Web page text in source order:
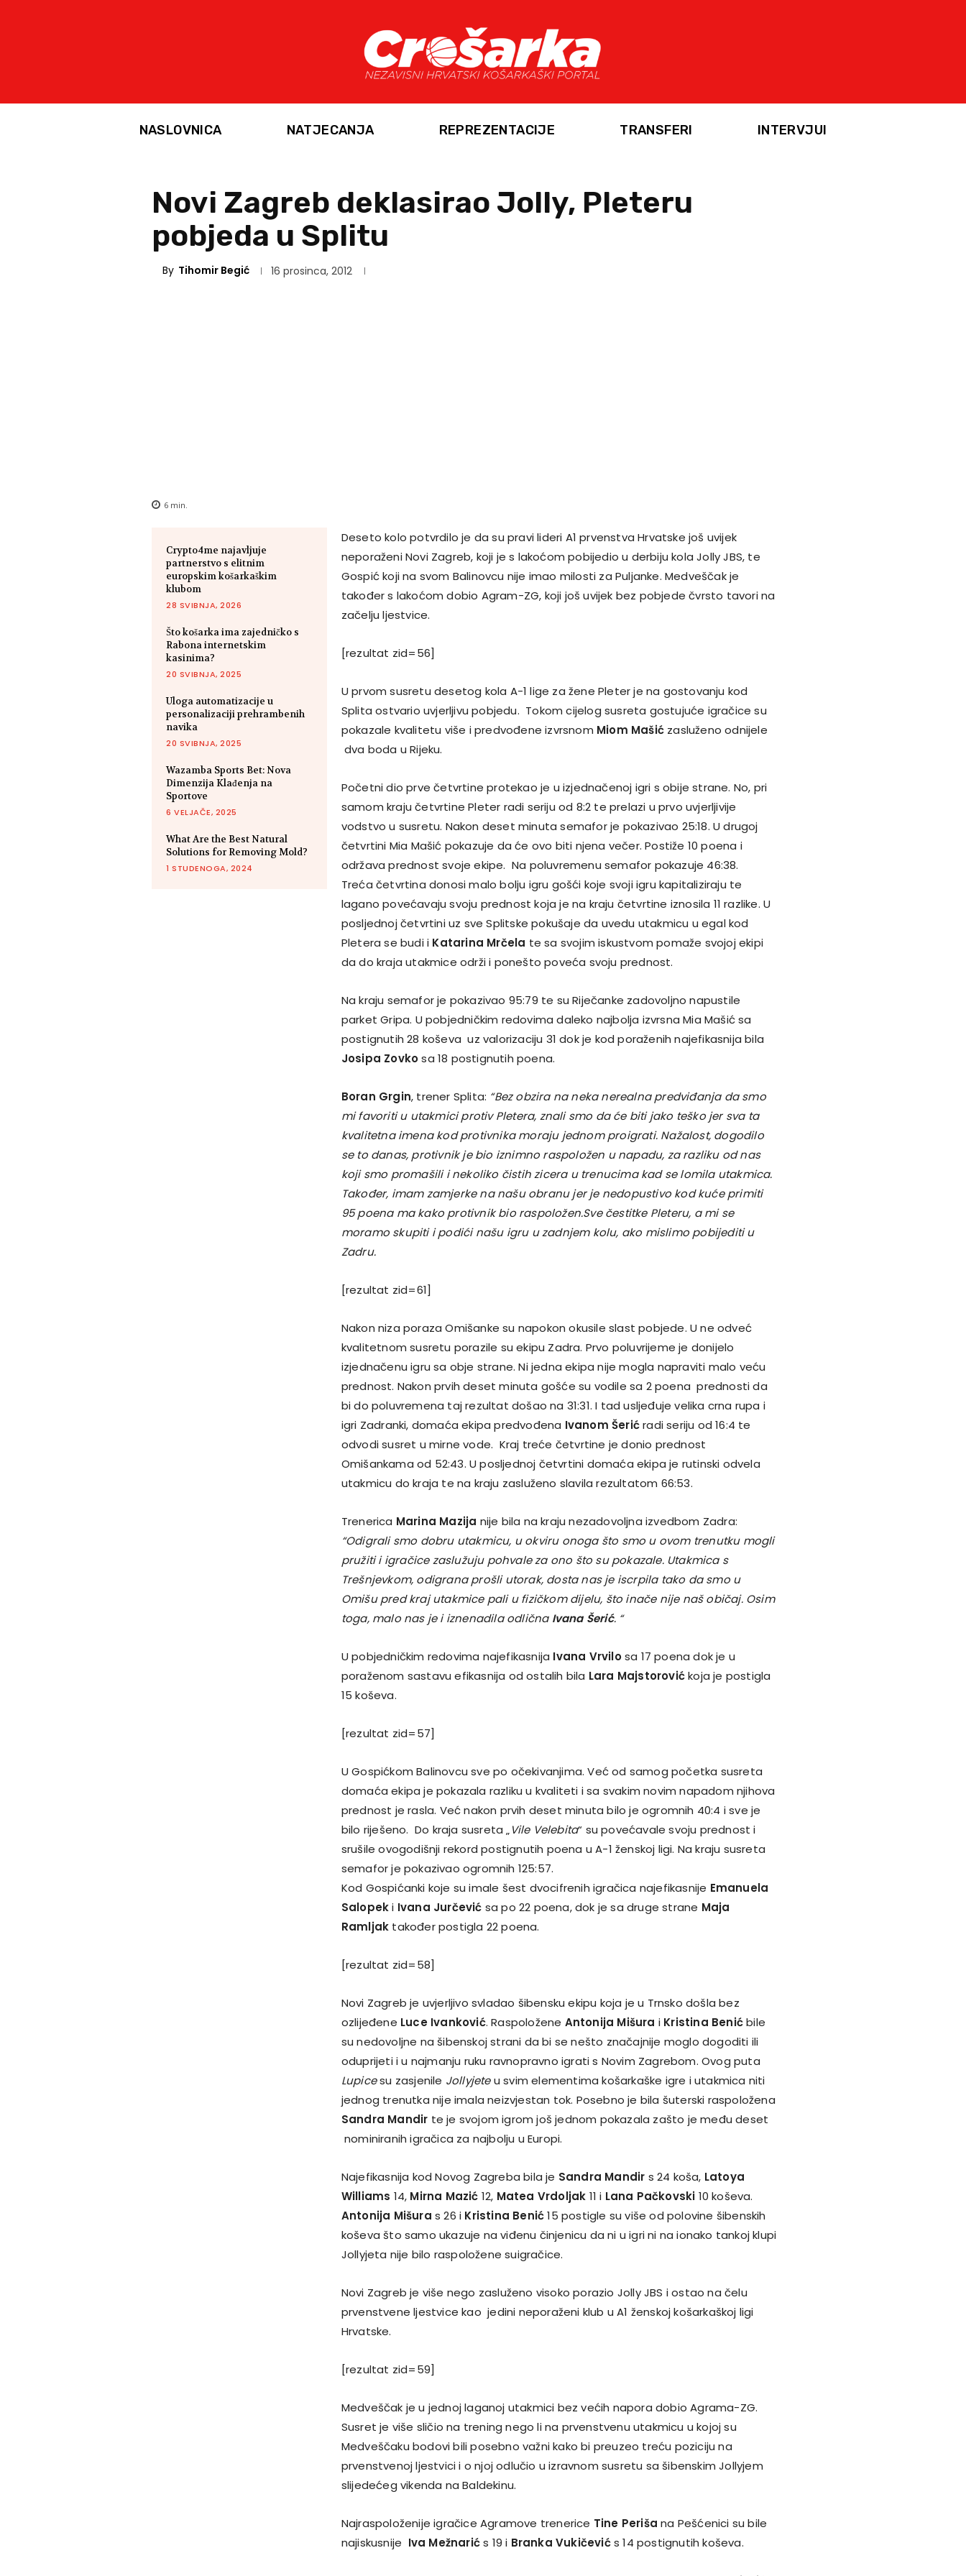
NASLOVNICA NATJECANJA REPREZENTACIJE TRANSFERI INTERVJUI
Novi Zagreb deklasirao Jolly, Pleteru
pobjeda u Splitu
By Tihomir Begić 16 prosinca, 2012
6 min.
Crypto4me najavljuje
partnerstvo s elitnim
europskim košarkaškim
klubom
28 SVIBNJA, 2026
Što košarka ima zajedničko s
Rabona internetskim
kasinima?
20 SVIBNJA, 2025
Uloga automatizacije u
personalizaciji prehrambenih
navika
20 SVIBNJA, 2025
Wazamba Sports Bet: Nova
Dimenzija Klađenja na
Sportove
6 VELJAČE, 2025
What Are the Best Natural
Solutions for Removing Mold?
1 STUDENOGA, 2024
Deseto kolo potvrdilo je da su pravi lideri A1 prvenstva Hrvatske još uvijek
neporaženi Novi Zagreb, koji je s lakoćom pobijedio u derbiju kola Jolly JBS, te
Gospić koji na svom Balinovcu nije imao milosti za Puljanke. Medveščak je
također s lakoćom dobio Agram-ZG, koji još uvijek bez pobjede čvrsto tavori na
začelju ljestvice.
[rezultat zid=56]
U prvom susretu desetog kola A-1 lige za žene Pleter je na gostovanju kod
Splita ostvario uvjerljivu pobjedu. Tokom cijelog susreta gostujuće igračice su
pokazale kvalitetu više i predvođene izvrsnom Miom Mašićzasluženo odnijele
dva boda u Rijeku.
Početni dio prve četvrtine protekao je u izjednačenoj igri s obije strane. No, pri
samom kraju četvrtine Pleter radi seriju od 8:2 te prelazi u prvo uvjerljivije
vodstvo u susretu. Nakon deset minuta semafor je pokazivao 25:18. U drugoj
četvrtini Mia Mašić pokazuje da će ovo biti njena večer. Postiže 10 poena i
održava prednost svoje ekipe. Na poluvremenu semafor pokazuje 46:38.
Treća četvrtina donosi malo bolju igru gošći koje svoji igru kapitaliziraju te
lagano povećavaju svoju prednost koja je na kraju četvrtine iznosila 11 razlike. U
posljednoj četvrtini uz sve Splitske pokušaje da uvedu utakmicu u egal kod
Pletera se budi i Katarina Mrčela te sa svojim iskustvom pomaže svojoj ekipi
da do kraja utakmice održi i ponešto poveća svoju prednost.
Na kraju semafor je pokazivao 95:79 te su Riječanke zadovoljno napustile
parket Gripa. U pobjedničkim redovima daleko najbolja izvrsna Mia Mašić sa
postignutih 28 koševa uz valorizaciju 31 dok je kod poraženih najefikasnija bila
Josipa Zovkosa 18 postignutih poena.
Boran Grgin, trener Splita: “Bez obzira na neka nerealna predviđanja da smo
mi favoriti u utakmici protiv Pletera, znali smo da će biti jako teško jer sva ta
kvalitetna imena kod protivnika moraju jednom proigrati. Nažalost, dogodilo
se to danas, protivnik je bio iznimno raspoložen u napadu, za razliku od nas
koji smo promašili i nekoliko čistih zicera u trenucima kad se lomila utakmica.
Također, imam zamjerke na našu obranu jer je nedopustivo kod kuće primiti
95 poena ma kako protivnik bio raspoložen.Sve čestitke Pleteru, a mi se
moramo skupiti i podići našu igru u zadnjem kolu, ako mislimo pobijediti u
Zadru.
[rezultat zid=61]
Nakon niza poraza Omišanke su napokon okusile slast pobjede. U ne odveć
kvalitetnom susretu porazile su ekipu Zadra. Prvo poluvrijeme je donijelo
izjednačenu igru sa obje strane. Ni jedna ekipa nije mogla napraviti malo veću
prednost. Nakon prvih deset minuta gošće su vodile sa 2 poena prednosti da
bi do poluvremena taj rezultat došao na 31:31. I tad usljeđuje velika crna rupa i
igri Zadranki, domaća ekipa predvođena Ivanom Šerićradi seriju od 16:4 te
odvodi susret u mirne vode. Kraj treće četvrtine je donio prednost
Omišankama od 52:43. U posljednoj četvrtini domaća ekipa je rutinski odvela
utakmicu do kraja te na kraju zasluženo slavila rezultatom 66:53.
Trenerica Marina Mazija nije bila na kraju nezadovoljna izvedbom Zadra:
“Odigrali smo dobru utakmicu, u okviru onoga što smo u ovom trenutku mogli
pružiti i igračice zaslužuju pohvale za ono što su pokazale. Utakmica s
Trešnjevkom, odigrana prošli utorak, dosta nas je iscrpila tako da smo u
Omišu pred kraj utakmice pali u fizičkom dijelu, što inače nije naš običaj. Osim
toga, malo nas je i iznenadila odlična Ivana Šerić. “
U pobjedničkim redovima najefikasnija Ivana Vrvilosa 17 poena dok je u
poraženom sastavu efikasnija od ostalih bila Lara Majstorovićkoja je postigla
15 koševa.
[rezultat zid=57]
U Gospićkom Balinovcu sve po očekivanjima. Već od samog početka susreta
domaća ekipa je pokazala razliku u kvaliteti i sa svakim novim napadom njihova
prednost je rasla. Već nakon prvih deset minuta bilo je ogromnih 40:4 i sve je
bilo riješeno. Do kraja susreta „Vile Velebita“ su povećavale svoju prednost i
srušile ovogodišnji rekord postignutih poena u A-1 ženskoj ligi. Na kraju susreta
semafor je pokazivao ogromnih 125:57.
Kod Gospićanki koje su imale šest dvocifrenih igračica najefikasnije Emanuela
Salopeki Ivana Jurčević sa po 22 poena, dok je sa druge strane Maja
Ramljak također postigla 22 poena.
[rezultat zid=58]
Novi Zagreb je uvjerljivo svladao šibensku ekipu koja je u Trnsko došla bez
ozlijeđene Luce Ivanković. Raspoložene Antonija Mišura i Kristina Benićbile
su nedovoljne na šibenskoj strani da bi se nešto značajnije moglo dogoditi ili
oduprijeti i u najmanju ruku ravnopravno igrati s Novim Zagrebom. Ovog puta
Lupicesu zasjenile Jollyjeteu svim elementima košarkaške igre i utakmica niti
jednog trenutka nije imala neizvjestan tok. Posebno je bila šuterski raspoložena
Sandra Mandir te je svojom igrom još jednom pokazala zašto je među deset
nominiranih igračica za najbolju u Europi.
Najefikasnija kod Novog Zagreba bila je Sandra Mandir s 24 koša, Latoya
Williams 14, Mirna Mazić 12, Matea Vrdoljak 11 i Lana Pačkovski 10 koševa.
Antonija Mišura s 26 i Kristina Benić15 postigle su više od polovine šibenskih
koševa što samo ukazuje na viđenu činjenicu da ni u igri ni na ionako tankoj klupi
Jollyjeta nije bilo raspoložene suigračice.
Novi Zagreb je više nego zasluženo visoko porazio Jolly JBS i ostao na čelu
prvenstvene ljestvice kao jedini neporaženi klub u A1 ženskoj košarkaškoj ligi
Hrvatske.
[rezultat zid=59]
Medveščak je u jednoj laganoj utakmici bez većih napora dobio Agrama-ZG.
Susret je više sličio na trening nego li na prvenstvenu utakmicu u kojoj su
Medveščaku bodovi bili posebno važni kako bi preuzeo treću poziciju na
prvenstvenoj ljestvici i o njoj odlučio u izravnom susretu sa šibenskim Jollyjem
slijedećeg vikenda na Baldekinu.
Najraspoloženije igračice Agramove trenerice Tine Periša na Pešćenici su bile
najiskusnije Iva Mežnarićs 19 i Branka Vukičevićs 14 postignutih koševa.